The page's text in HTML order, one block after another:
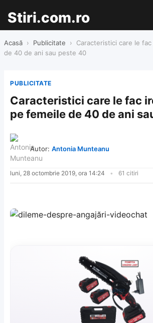
Stiri.com.ro
Acasă › Publicitate ›
Caracteristici care le
de 40 de ani sau peste 40
PUBLICITATE
Caracteristici care le fac
pe femeile de 40 de ani
Autor: Antonia Munteanu
luni, 28 octombrie 2019, ora 14:24 61 citiri